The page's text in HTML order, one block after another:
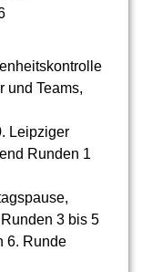
und Teams,
Leipziger
Runden 1
3 bis 5
6. Runde